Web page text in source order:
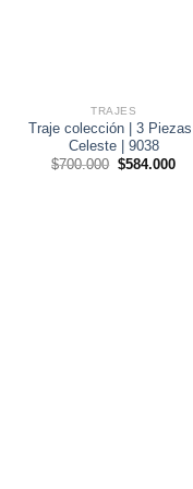
TRAJES
Traje colección | 3 Piezas |
Celeste | 9038
$700.000 El
$584.000El